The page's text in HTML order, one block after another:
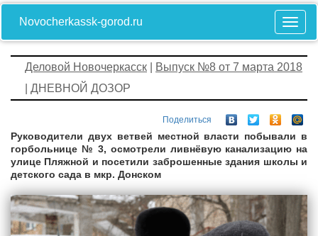
Novocherkassk-gorod.ru
Деловой Новочеркасск
Выпуск №8 от 7 марта 2018
| ДНЕВНОЙ ДОЗОР
Поделиться
Руководители двух ветвей местной власти побывали в
горбольнице № 3, осмотрели ливнёвую канализацию на
улице Пляжной и посетили заброшенные здания школы и
детского сада в мкр. Донском